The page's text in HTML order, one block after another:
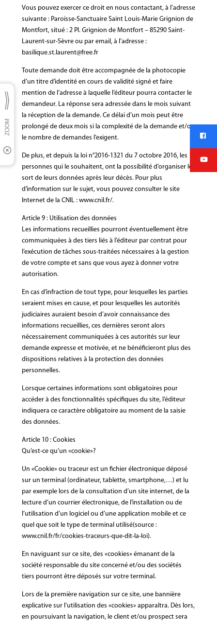
Vous pouvez exercer ce droit en nous contactant, à l’adresse
suivante : Paroisse-Sanctuaire Saint Louis-Marie Grignion de
Montfort, situé : 2 Pl. Grignion de Montfort – 85290 Saint-
Laurent-sur-Sèvre ou par email, à l’adresse :
basilique.st.laurent@free.fr
Toute demande doit être accompagnée de la photocopie
d’un titre d’identité en cours de validité signé et faire
mention de l’adresse à laquelle l’éditeur pourra contacter le
demandeur. La réponse sera adressée dans le mois suivant
la réception de la demande. Ce délai d’un mois peut être
prolongé de deux mois si la complexité de la demande et/ou
le nombre de demandes l’exigent.
De plus, et depuis la loi n°2016-1321 du 7 octobre 2016, les
personnes qui le souhaitent, ont la possibilité d’organiser le
sort de leurs données après leur décès. Pour plus
d’information sur le sujet, vous pouvez consulter le site
Internet de la CNIL : www.cnil.fr/.
Article 9 : Utilisation des données
Les informations recueillies pourront éventuellement être
communiquées à des tiers liés à l’éditeur par contrat pour
l’exécution de tâches sous-traitées nécessaires à la gestion
de votre compte et sans que vous ayez à donner votre
autorisation.
En cas d’infraction de tout type, pour lesquelles les parties
seraient mises en cause, et pour lesquelles les autorités
judiciaires auraient besoin d’avoir connaissance des
informations recueillies, ces dernières seront alors
nécessairement communiquées à ces autorités sur leur
demande expresse et motivée, et ne bénéficieront plus des
dispositions relatives à la protection des données
personnelles.
Lorsque certaines informations sont obligatoires pour
accéder à des fonctionnalités spécifiques du site, l’éditeur
indiquera ce caractère obligatoire au moment de la saisie
des données.
Article 10 : Cookies
Qu’est-ce qu’un «cookie»?
Un «Cookie» ou traceur est un fichier électronique déposé
sur un terminal (ordinateur, tablette, smartphone,…) et lu
par exemple lors de la consultation d’un site internet, de la
lecture d’un courrier électronique, de l’installation ou de
l’utilisation d’un logiciel ou d’une application mobile et ce
quel que soit le type de terminal utilisé(source :
www.cnil.fr/fr/cookies-traceurs-que-dit-la-loi).
En naviguant sur ce site, des «cookies» émanant de la
société responsable du site concerné et/ou des sociétés
tiers pourront être déposés sur votre terminal.
Lors de la première navigation sur ce site, une bannière
explicative sur l’utilisation des «cookies» apparaîtra. Dès lors,
en poursuivant la navigation, le client et/ou prospect sera